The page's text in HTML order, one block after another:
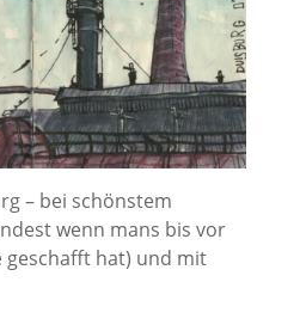
– bei schönstem
wenn mans bis vor
geschafft hat) und mit